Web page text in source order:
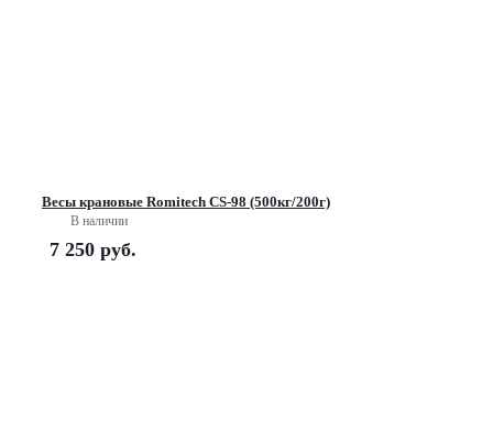
Весы крановые Romitech CS-98 (500кг/200г)
В наличии
7 250 руб.